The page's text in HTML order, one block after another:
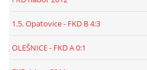
1.5. Opatovice - FKD B 4:3
OLEŠNICE - FKD A 0:1